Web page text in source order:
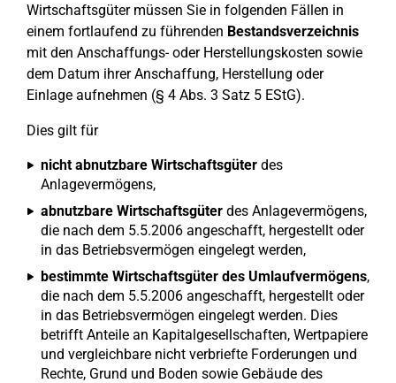
Wirtschaftsgüter müssen Sie in folgenden Fällen in
einem fortlaufend zu führenden Bestandsverzeichnis
mit den Anschaffungs- oder Herstellungskosten sowie
dem Datum ihrer Anschaffung, Herstellung oder
Einlage aufnehmen (§ 4 Abs. 3 Satz 5 EStG).
Dies gilt für
nicht abnutzbare Wirtschaftsgüter des
Anlagevermögens,
abnutzbare Wirtschaftsgüter des Anlagevermögens,
die nach dem 5.5.2006 angeschafft, hergestellt oder
in das Betriebsvermögen eingelegt werden,
bestimmte Wirtschaftsgüter des Umlaufvermögens,
die nach dem 5.5.2006 angeschafft, hergestellt oder
in das Betriebsvermögen eingelegt werden. Dies
betrifft Anteile an Kapitalgesellschaften, Wertpapiere
und vergleichbare nicht verbriefte Forderungen und
Rechte, Grund und Boden sowie Gebäude des